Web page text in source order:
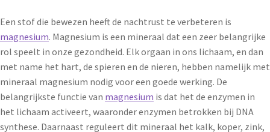
Een stof die bewezen heeft de nachtrust te verbeteren is
magnesium. Magnesium is een mineraal dat een zeer belangrijke
rol speelt in onze gezondheid. Elk orgaan in ons lichaam, en dan
met name het hart, de spieren en de nieren, hebben namelijk met
mineraal magnesium nodig voor een goede werking. De
belangrijkste functie van magnesium is dat het de enzymen in
het lichaam activeert, waaronder enzymen betrokken bij DNA
synthese. Daarnaast reguleert dit mineraal het kalk, koper, zink,